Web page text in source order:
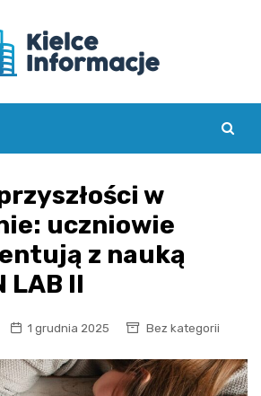
w
uczniowie
z nauką
LAB II
1 grudnia 2025 Bez kategorii